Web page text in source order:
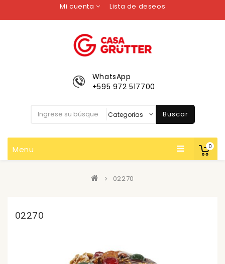
Mi cuenta Lista de deseos
0
WhatsApp
+595 972 517700
Buscar
Menu
02270
02270